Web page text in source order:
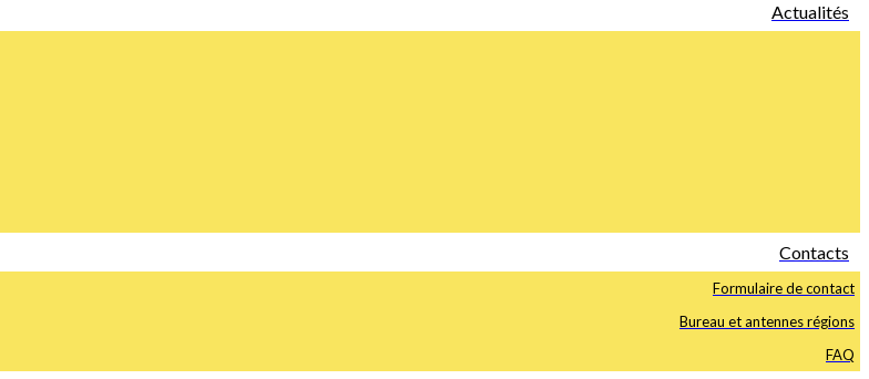
Actualités
Contacts
Formulaire de contact
Bureau et antennes régions
FAQ